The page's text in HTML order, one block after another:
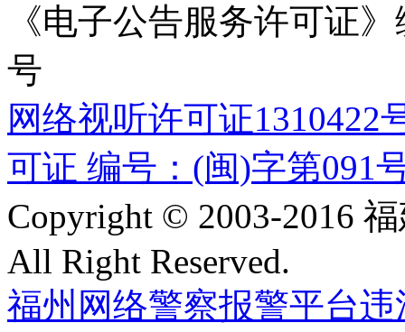
《电子公告服务许可证
号
网络视听许可证1310422
可证 编号：(闽)字第091
Copyright © 2003-2016
All Right Reserved.
福州网络警察报警平台违